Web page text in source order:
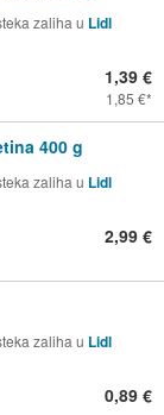
zaliha u Lidl
1,39 €
1,85 €
400 g
zaliha u Lidl
2,99 €
zaliha u Lidl
0,89 €